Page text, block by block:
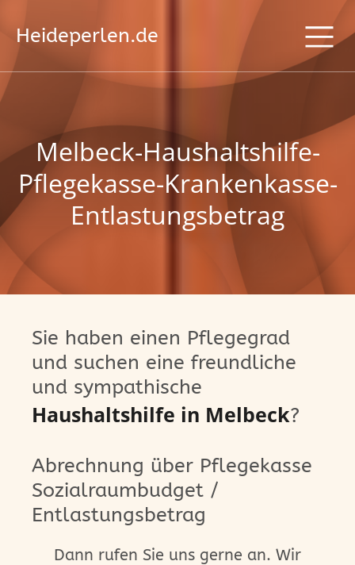
Heideperlen.de
Melbeck-Haushaltshilfe-
Pflegekasse-Krankenkasse-
Entlastungsbetrag
Sie haben einen Pflegegrad
und suchen eine freundliche
und sympathische
Haushaltshilfe in Melbeck?
Abrechnung über Pflegekasse
Sozialraumbudget /
Entlastungsbetrag
Dann rufen Sie uns gerne an. Wir